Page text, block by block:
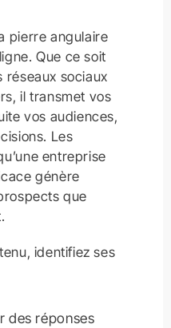
pierre angulaire
Que ce soit
réseaux sociaux
il transmet vos
vos audiences,
Les
entreprise
génère
que
identifiez ses
des réponses